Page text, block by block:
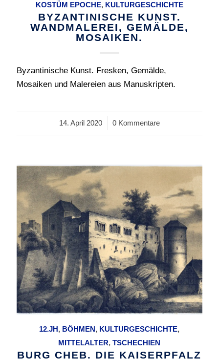
KOSTÜM EPOCHE, KULTURGESCHICHTE
BYZANTINISCHE KUNST.
WANDMALEREI, GEMÄLDE,
MOSAIKEN.
Byzantinische Kunst. Fresken, Gemälde,
Mosaiken und Malereien aus Manuskripten.
14. April 2020
/ 0 Kommentare
12.JH, BÖHMEN, KULTURGESCHICHTE,
MITTELALTER,TSCHECHIEN
BURG CHEB. DIE KAISERPFALZ